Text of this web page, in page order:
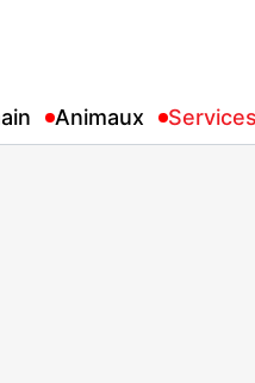
Animaux Services